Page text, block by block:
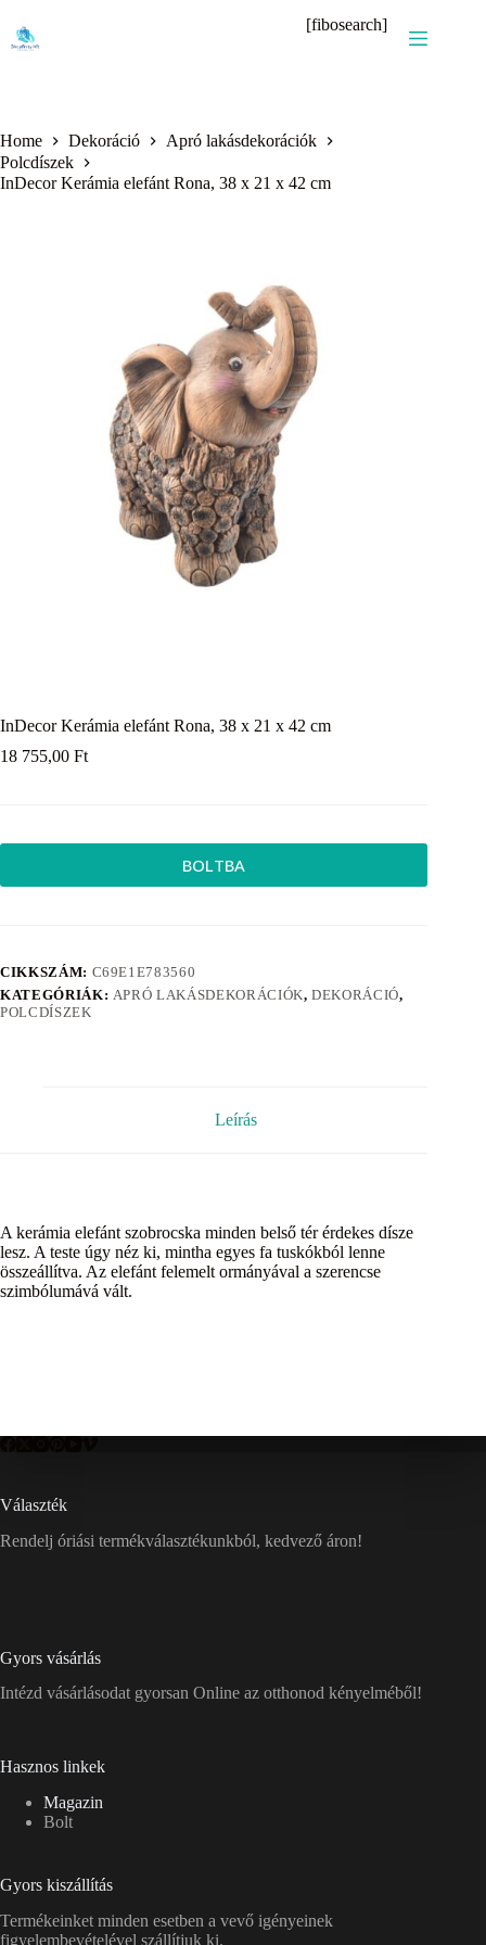
content
[fibosearch]
Home Dekoráció
Apró lakásdekorációk
Polcdíszek
InDecor Kerámia elefánt Rona, 38 x 21 x 42 cm
InDecor Kerámia elefánt Rona, 38 x 21 x 42 cm
18 755,00 Ft
BOLTBA
CIKKSZÁM: C69E1E783560
KATEGÓRIÁK: APRÓ LAKÁSDEKORÁCIÓK,DEKORÁCIÓ,
POLCDÍSZEK
Leírás
A kerámia elefánt szobrocska minden belső tér érdekes dísze
lesz. A teste úgy néz ki, mintha egyes fa tuskókból lenne
összeállítva. Az elefánt felemelt ormányával a szerencse
szimbólumává vált.
Választék
Rendelj óriási termékválasztékunkból, kedvező áron!
Gyors vásárlás
Intézd vásárlásodat gyorsan Online az otthonod kényelméből!
Hasznos linkek
Magazin
Bolt
Gyors kiszállítás
Termékeinket minden esetben a vevő igényeinek
figyelembevételével szállítjuk ki.